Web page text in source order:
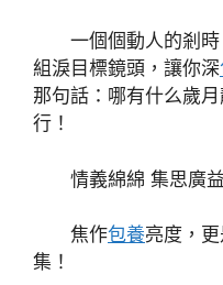
一個個動人的剎
組淚目標鏡頭，讓你深
那句話：哪有什么歲
行！
情義綿綿 集思廣
焦作包養亮度，
集！